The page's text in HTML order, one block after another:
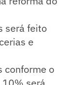
será feito
e
conforme o